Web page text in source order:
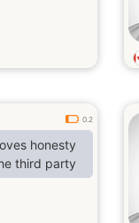
0.2
honesty
third party